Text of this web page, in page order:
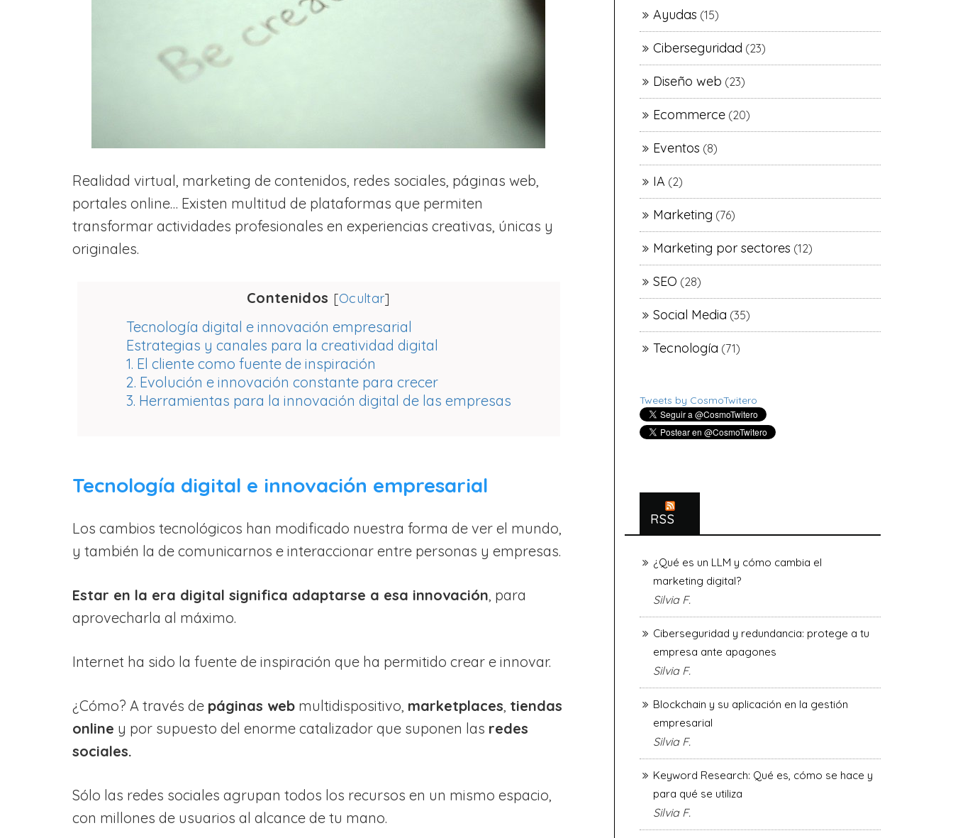
Realidad virtual, marketing de contenidos, redes sociales, páginas web,
portales online… Existen multitud de plataformas que permiten
transformar actividades profesionales en experiencias creativas, únicas y
originales.
Contenidos [Ocultar]
Tecnología digital e innovación empresarial
Estrategias y canales para la creatividad digital
1. El cliente como fuente de inspiración
2. Evolución e innovación constante para crecer
3. Herramientas para la innovación digital de las empresas
Tecnología digital e innovación empresarial
Los cambios tecnológicos han modificado nuestra forma de ver el mundo,
y también la de comunicarnos e interaccionar entre personas y empresas.
Estar en la era digital significa adaptarse a esa innovación , para
aprovecharla al máximo.
Internet ha sido la fuente de inspiración que ha permitido crear e innovar.
¿Cómo? A través de páginas web multidispositivo, marketplaces tiendas
online y por supuesto del enorme catalizador que suponen las redes
sociales.
Sólo las redes sociales agrupan todos los recursos en un mismo espacio,
con millones de usuarios al alcance de tu mano.
Ayudas (15)
Ciberseguridad (23)
Diseño web (23)
Ecommerce (20)
Eventos (8)
IA (2)
Marketing (76)
Marketing por sectores (12)
SEO (28)
Social Media (35)
Tecnología (71)
Tweets by CosmoTwitero
RSS
¿Qué es un LLM y cómo cambia el
marketing digital?
Silvia F.
Ciberseguridad y redundancia: protege a tu
empresa ante apagones
Silvia F.
Blockchain y su aplicación en la gestión
empresarial
Silvia F.
Keyword Research: Qué es, cómo se hace y
para qué se utiliza
Silvia F.